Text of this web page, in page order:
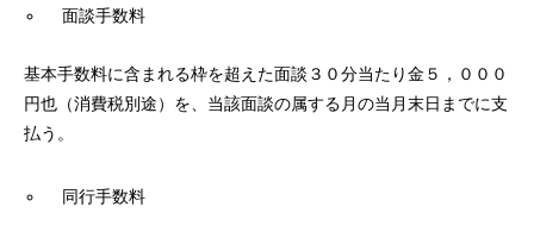
面談手数料
基本手数料に含まれる枠を超えた面談３０分当たり金５，０００
円也（消費税別途）を、当該面談の属する月の当月末日までに支
払う。
同行手数料